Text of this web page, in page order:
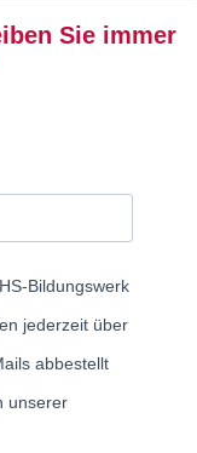
Sie immer
Bildungswerk
jederzeit über
abbestellt
unserer